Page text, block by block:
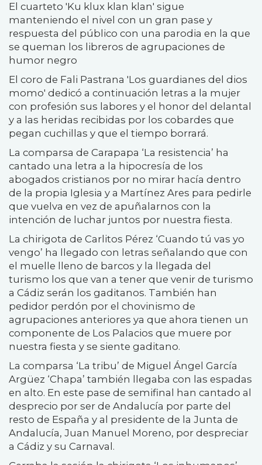
El cuarteto 'Ku klux klan klan' sigue
manteniendo el nivel con un gran pase y
respuesta del público con una parodia en la que
se queman los libreros de agrupaciones de
humor negro
El coro de Fali Pastrana 'Los guardianes del dios
momo' dedicó a continuación letras a la mujer
con profesión sus labores y el honor del delantal
y a las heridas recibidas por los cobardes que
pegan cuchillas y que el tiempo borrará.
La comparsa de Carapapa ‘La resistencia’ ha
cantado una letra a la hipocresía de los
abogados cristianos por no mirar hacía dentro
de la propia Iglesia y a Martínez Ares para pedirle
que vuelva en vez de apuñalarnos con la
intención de luchar juntos por nuestra fiesta.
La chirigota de Carlitos Pérez ‘Cuando tú vas yo
vengo’ ha llegado con letras señalando que con
el muelle lleno de barcos y la llegada del
turismo los que van a tener que venir de turismo
a Cádiz serán los gaditanos. También han
pedidor perdón por el chovinismo de
agrupaciones anteriores ya que ahora tienen un
componente de Los Palacios que muere por
nuestra fiesta y se siente gaditano.
La comparsa ‘La tribu’ de Miguel Ángel García
Argüez ‘Chapa’ también llegaba con las espadas
en alto. En este pase de semifinal han cantado al
desprecio por ser de Andalucía por parte del
resto de España y al presidente de la Junta de
Andalucía, Juan Manuel Moreno, por despreciar
a Cádiz y su Carnaval.